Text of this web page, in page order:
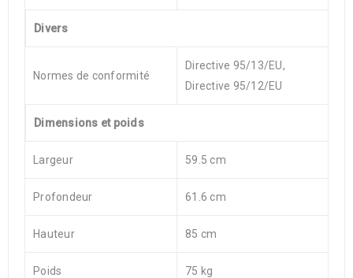
Divers
Normes de conformité
Directive 95/13/EU,
Directive 95/12/EU
Dimensions et poids
Largeur 59.5 cm
Profondeur 61.6 cm
Hauteur 85 cm
Poids 75 kg